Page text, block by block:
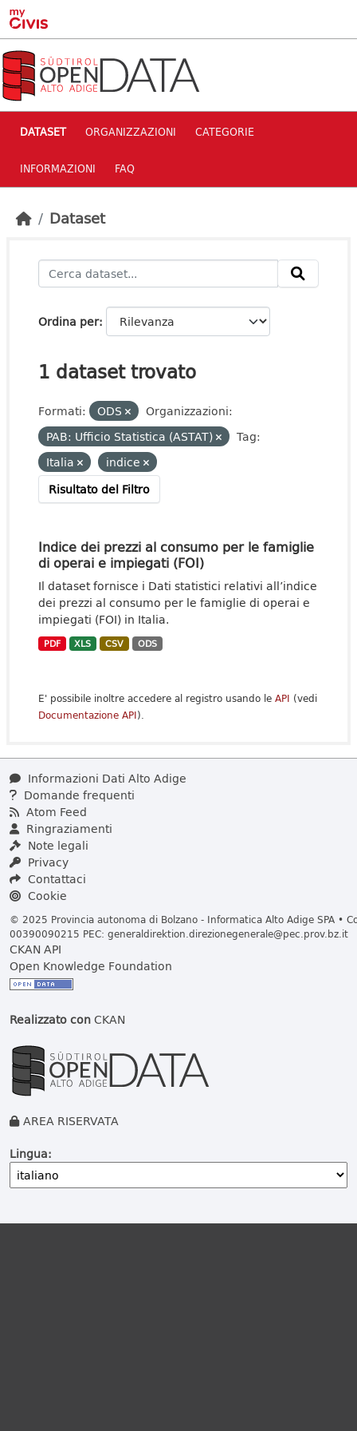
Skip to main content
DATASET ORGANIZZAZIONI CATEGORIE
INFORMAZIONI FAQ
Dataset
Ordina per
1 dataset trovato
Formati: ODS
Organizzazioni:
PAB: Ufficio Statistica (ASTAT)
Tag:
Italia
indice
Risultato del Filtro
Indice dei prezzi al consumo per le famiglie
di operai e impiegati (FOI)
Il dataset fornisce i Dati statistici relativi all’indice
dei prezzi al consumo per le famiglie di operai e
impiegati (FOI) in Italia.
PDF XLS CSV ODS
E' possibile inoltre accedere al registro usando le API (vedi
Documentazione API).
Informazioni Dati Alto Adige
Domande frequenti
Atom Feed
Ringraziamenti
Note legali
Privacy
Contattaci
Cookie
© 2025 Provincia autonoma di Bolzano - Informatica Alto Adige SPA •
00390090215 PEC: generaldirektion.direzionegenerale@pec.prov.bz.it
CKAN API
Open Knowledge Foundation
Realizzato conCKAN
AREA RISERVATA
Lingua